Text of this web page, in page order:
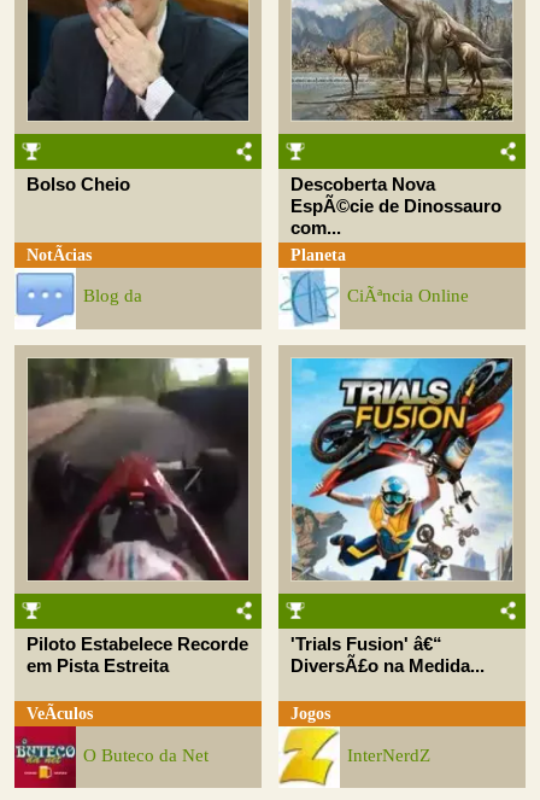
Bolso Cheio
NotÃ­cias
Blog da
Descoberta Nova
EspÃ©cie de Dinossauro
com...
Planeta
CiÃªncia Online
Piloto Estabelece Recorde
em Pista Estreita
VeÃ­culos
O Buteco da Net
'Trials Fusion' â€“
DiversÃ£o na Medida...
Jogos
InterNerdZ